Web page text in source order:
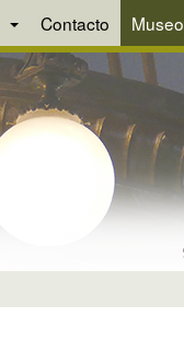
Contacto Museo